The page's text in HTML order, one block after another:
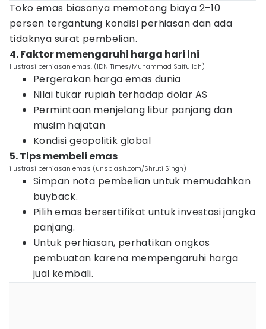
Toko emas biasanya memotong biaya 2–10
persen tergantung kondisi perhiasan dan ada
tidaknya surat pembelian.
4. Faktor memengaruhi harga hari ini
Ilustrasi perhiasan emas. (IDN Times/Muhammad Saifullah)
Pergerakan harga emas dunia
Nilai tukar rupiah terhadap dolar AS
Permintaan menjelang libur panjang dan
musim hajatan
Kondisi geopolitik global
5. Tips membeli emas
ilustrasi perhiasan emas (unsplash.com/Shruti Singh)
Simpan nota pembelian untuk memudahkan
buyback.
Pilih emas bersertifikat untuk investasi jangka
panjang.
Untuk perhiasan, perhatikan ongkos
pembuatan karena mempengaruhi harga
jual kembali.